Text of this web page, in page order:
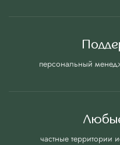
персональный
частные территории и